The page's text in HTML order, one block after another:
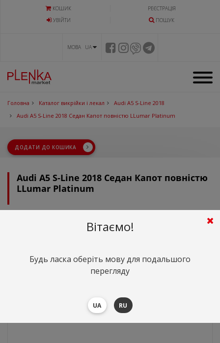
КОШИК
РЕЄСТРАЦІЯ
УВIЙТИ
ПОШУК
МОВА UA
Головна Каталог викрійки і лекал
Audi A5 S-Line 2018
Audi A5 S-Line 2018 Седан Капот повністю LLumar Platinum
ДОДАТИ ДО КОШИКА
Audi A5 S-Line 2018 Седан Капот повністю
LLumar Platinum
грн.($0)
Вітаємо!
Будь ласка оберіть мову для подальшого
перегляду
UA RU